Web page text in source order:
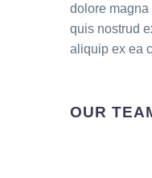
dolore
quis nostrud
aliquip ex ea
OUR